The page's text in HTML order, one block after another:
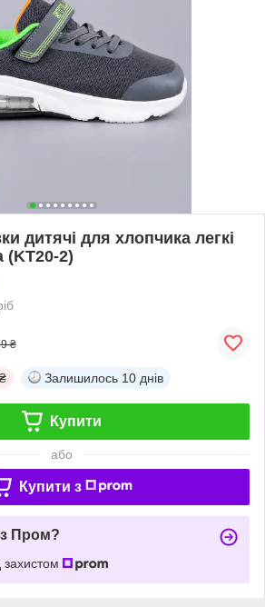
дитячі для хлопчика легкі
(KT20-2)
₴
Залишилось 10 днів
Купити
або
Купити з
Пром?